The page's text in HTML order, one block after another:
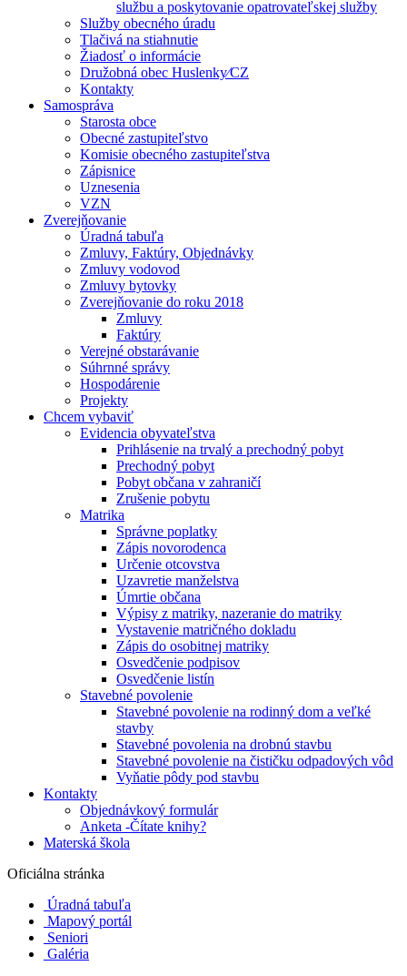
službu a poskytovanie opatrovateľskej služby
Služby obecného úradu
Tlačivá na stiahnutie
Žiadosť o informácie
Družobná obec Huslenky⁄CZ
Kontakty
Samospráva
Starosta obce
Obecné zastupiteľstvo
Komisie obecného zastupiteľstva
Zápisnice
Uznesenia
VZN
Zverejňovanie
Úradná tabuľa
Zmluvy, Faktúry, Objednávky
Zmluvy vodovod
Zmluvy bytovky
Zverejňovanie do roku 2018
Zmluvy
Faktúry
Verejné obstarávanie
Súhrnné správy
Hospodárenie
Projekty
Chcem vybaviť
Evidencia obyvateľstva
Prihlásenie na trvalý a prechodný pobyt
Prechodný pobyt
Pobyt občana v zahraničí
Zrušenie pobytu
Matrika
Správne poplatky
Zápis novorodenca
Určenie otcovstva
Uzavretie manželstva
Úmrtie občana
Výpisy z matriky, nazeranie do matriky
Vystavenie matričného dokladu
Zápis do osobitnej matriky
Osvedčenie podpisov
Osvedčenie listín
Stavebné povolenie
Stavebné povolenie na rodinný dom a veľké
stavby
Stavebné povolenia na drobnú stavbu
Stavebné povolenie na čističku odpadových vôd
Vyňatie pôdy pod stavbu
Kontakty
Objednávkový formulár
Anketa -Čítate knihy?
Materská škola
Oficiálna stránka
Úradná tabuľa
Mapový portál
Seniori
Galéria